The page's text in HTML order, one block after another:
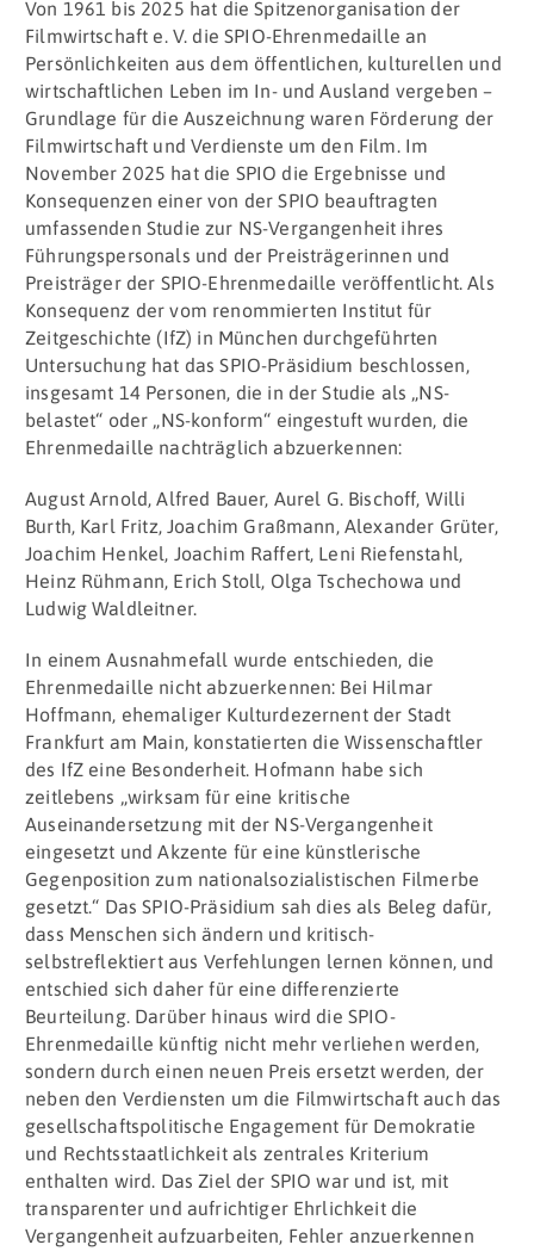
Von 1961 bis 2025 hat die Spitzenorganisation der
Filmwirtschaft e. V. die SPIO-Ehrenmedaille an
Persönlichkeiten aus dem öffentlichen, kulturellen und
wirtschaftlichen Leben im In- und Ausland vergeben –
Grundlage für die Auszeichnung waren Förderung der
Filmwirtschaft und Verdienste um den Film. Im
November 2025 hat die SPIO die Ergebnisse und
Konsequenzen einer von der SPIO beauftragten
umfassenden Studie zur NS-Vergangenheit ihres
Führungspersonals und der Preisträgerinnen und
Preisträger der SPIO-Ehrenmedaille veröffentlicht. Als
Konsequenz der vom renommierten Institut für
Zeitgeschichte (IfZ) in München durchgeführten
Untersuchung hat das SPIO-Präsidium beschlossen,
insgesamt 14 Personen, die in der Studie als „NS-
belastet“ oder „NS-konform“ eingestuft wurden, die
Ehrenmedaille nachträglich abzuerkennen:
August Arnold, Alfred Bauer, Aurel G. Bischoff, Willi
Burth, Karl Fritz, Joachim Graßmann, Alexander Grüter,
Joachim Henkel, Joachim Raffert, Leni Riefenstahl,
Heinz Rühmann, Erich Stoll, Olga Tschechowa und
Ludwig Waldleitner.
In einem Ausnahmefall wurde entschieden, die
Ehrenmedaille nicht abzuerkennen: Bei Hilmar
Hoffmann, ehemaliger Kulturdezernent der Stadt
Frankfurt am Main, konstatierten die Wissenschaftler
des IfZ eine Besonderheit. Hofmann habe sich
zeitlebens „wirksam für eine kritische
Auseinandersetzung mit der NS-Vergangenheit
eingesetzt und Akzente für eine künstlerische
Gegenposition zum nationalsozialistischen Filmerbe
gesetzt.“ Das SPIO-Präsidium sah dies als Beleg dafür,
dass Menschen sich ändern und kritisch-
selbstreflektiert aus Verfehlungen lernen können, und
entschied sich daher für eine differenzierte
Beurteilung. Darüber hinaus wird die SPIO-
Ehrenmedaille künftig nicht mehr verliehen werden,
sondern durch einen neuen Preis ersetzt werden, der
neben den Verdiensten um die Filmwirtschaft auch das
gesellschaftspolitische Engagement für Demokratie
und Rechtsstaatlichkeit als zentrales Kriterium
enthalten wird. Das Ziel der SPIO war und ist, mit
transparenter und aufrichtiger Ehrlichkeit die
Vergangenheit aufzuarbeiten, Fehler anzuerkennen